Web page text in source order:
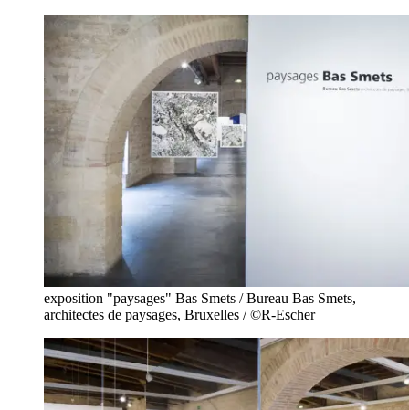
exposition "paysages" Bas Smets / Bureau Bas Smets,
architectes de paysages, Bruxelles / ©R-Escher